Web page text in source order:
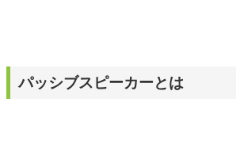
パッシブスピーカーとは